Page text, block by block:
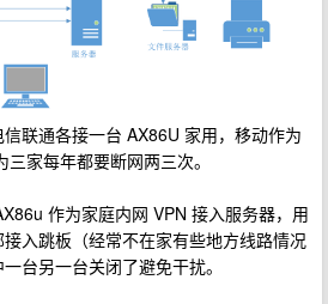
联通各接一台 AX86U 家用，移动作为
家每年都要断网两三次。
作为家庭内网 VPN 接入服务器，用
入跳板（经常不在家有些地方线路情况
台另一台关闭了避免干扰。